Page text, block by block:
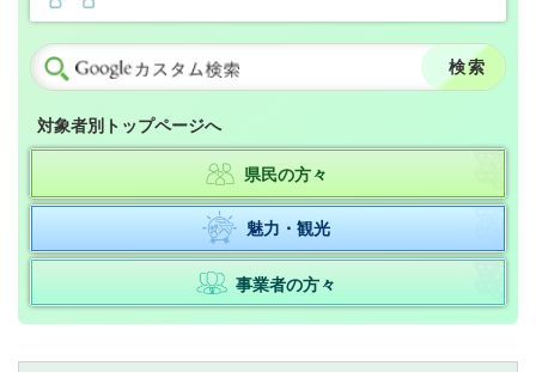
対象者別トップページへ
県民の方々
魅力・観光
事業者の方々